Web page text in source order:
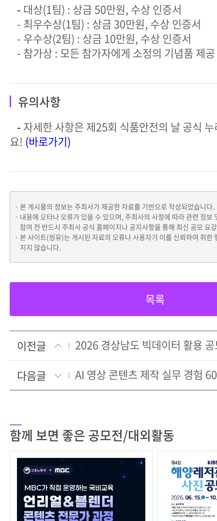
- 대상(1팀) : 상금 50만원, 수상 인증서
- 최우수상(1팀) : 상금 30만원, 수상 인증서
- 우수상(2팀) : 상금 10만원, 수상 인증서
- 참가상 : 모든 참가자에게 소정의 기념품 제공
유의사항
- 자세한 사항은 제25회 식품안전의 날 공식
요! (바로가기)
본 게시물의 정보는 주최사가 제공한 자료를 기반으로 작성되었습니다.
내용에 오타나 오류가 있을 수 있으며, 주최사의 사정에 따라 관련 정보
참여 전 반드시 주최사 공식 홈페이지나 공지사항을 통해 최신 공모 요
본 사이트(씽유)는 게시된 자료의 오류나 사용자가 이를 신뢰하여 취한
지지 않습니다.
목록
이전글
2026 경상남도 빅데이터 활용
다음글
함께 보면 좋은 공모전/대외활동